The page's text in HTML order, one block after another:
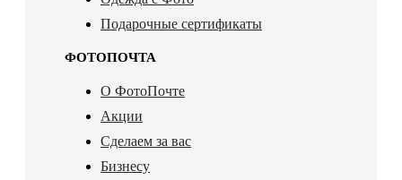
Подарочные сертификаты
ФОТОПОЧТА
О ФотоПочте
Акции
Сделаем за вас
Бизнесу